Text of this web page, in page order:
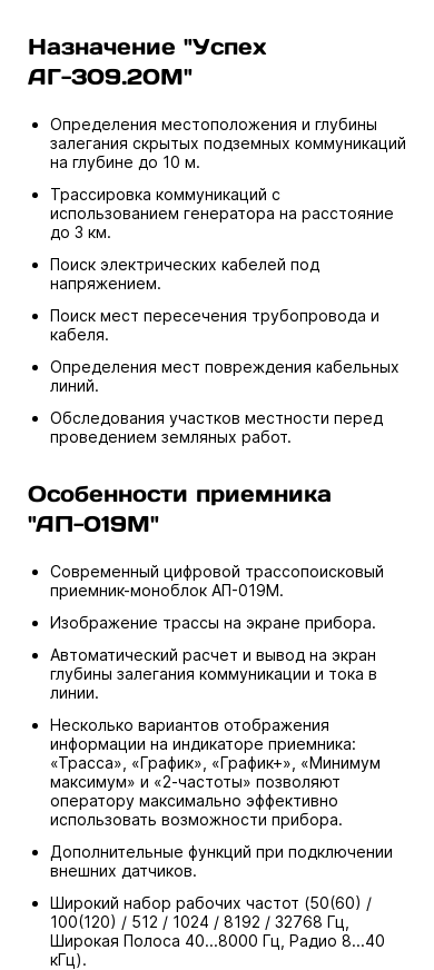
Назначение "Успех
АГ-309.20М"
Определения местоположения и глубины
залегания скрытых подземных коммуникаций
на глубине до 10 м.
Трассировка коммуникаций с
использованием генератора на расстояние
до 3 км.
Поиск электрических кабелей под
напряжением.
Поиск мест пересечения трубопровода и
кабеля.
Определения мест повреждения кабельных
линий.
Обследования участков местности перед
проведением земляных работ.
Особенности приемника
"АП-019М"
Современный цифровой трассопоисковый
приемник-моноблок АП-019М.
Изображение трассы на экране прибора.
Автоматический расчет и вывод на экран
глубины залегания коммуникации и тока в
линии.
Несколько вариантов отображения
информации на индикаторе приемника:
«Трасса», «График», «График+», «Минимум
максимум» и «2-частоты» позволяют
оператору максимально эффективно
использовать возможности прибора.
Дополнительные функций при подключении
внешних датчиков.
Широкий набор рабочих частот (50(60) /
100(120) / 512 / 1024 / 8192 / 32768 Гц,
Широкая Полоса 40...8000 Гц, Радио 8...40
кГц).